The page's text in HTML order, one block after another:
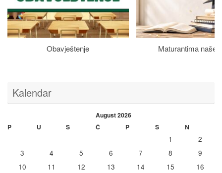
Obavještenje Maturantima naše
Kalendar
August 2026
P
U S Č P S N
1
2
3
4 5 6 7 8
9
10
11 12 13 14 15
16